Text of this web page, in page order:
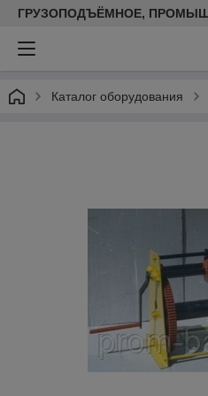
ГРУЗОПОДЪЁМНОЕ,
Каталог оборудования